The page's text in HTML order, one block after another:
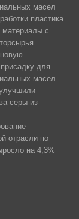
масел
пластика
материалы с
для
масел
серы из
отрасли по
на 4,3%